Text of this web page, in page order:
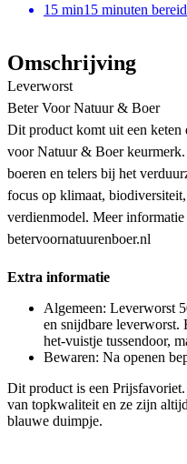
15 min15 minuten
Omschrijving
Leverworst
Beter Voor Natuur & Boer
Dit product komt uit een keten
voor Natuur & Boer keurmerk.
boeren en telers bij het
focus op klimaat,
verdienmodel. Meer
betervoornatuurenboer.nl
Extra informatie
Algemeen: Leverworst
en snijdbare
het-vuistje tussendoor,
Bewaren: Na openen
Dit product is een
van topkwaliteit en ze zijn
blauwe duimpje.